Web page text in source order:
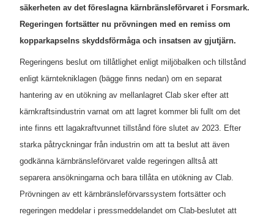
säkerheten av det föreslagna kärnbränsleförvaret i Forsmark.
Regeringen fortsätter nu prövningen med en remiss om
kopparkapselns skyddsförmåga och insatsen av gjutjärn.
Regeringens beslut om tillåtlighet enligt miljöbalken och tillstånd
enligt kärntekniklagen (bägge finns nedan) om en separat
hantering av en utökning av mellanlagret Clab sker efter att
kärnkraftsindustrin varnat om att lagret kommer bli fullt om det
inte finns ett lagakraftvunnet tillstånd före slutet av 2023. Efter
starka påtryckningar från industrin om att ta beslut att även
godkänna kärnbränsleförvaret valde regeringen alltså att
separera ansökningarna och bara tillåta en utökning av Clab.
Prövningen av ett kärnbränsleförvarssystem fortsätter och
regeringen meddelar i pressmeddelandet om Clab-beslutet att